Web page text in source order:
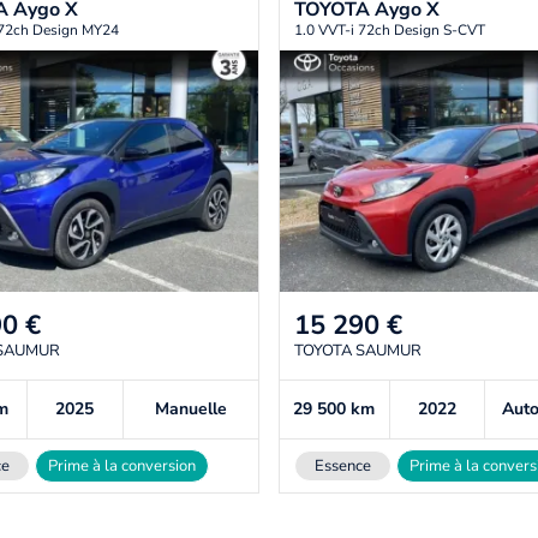
Aygo X
Design MY24
€
2025 Manuelle
Prime à la conversion
TOYOTAAygo X
1.0 VVT-i 72ch Design S-CVT
15 290 €
TOYOTA SAUMUR
29 500km 2022
Essence Prime à la